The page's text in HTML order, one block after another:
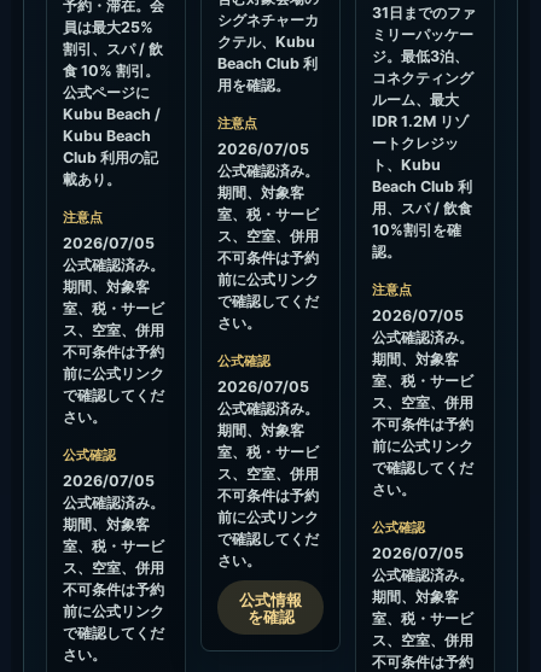
予約・滞在。会
員は最大25%
割引、スパ / 飲
食 10% 割引。
公式ページに
Kubu Beach /
Kubu Beach
Club 利用の記
載あり。
注意点
2026/07/05
公式確認済み。
期間、対象客
室、税・サービ
ス、空室、併用
不可条件は予約
前に公式リンク
で確認してくだ
さい。
公式確認
2026/07/05
公式確認済み。
期間、対象客
室、税・サービ
ス、空室、併用
不可条件は予約
前に公式リンク
で確認してくだ
さい。
シグネチャーカ
クテル、Kubu
Beach Club 利
用を確認。
注意点
2026/07/05
公式確認済み。
期間、対象客
室、税・サービ
ス、空室、併用
不可条件は予約
前に公式リンク
で確認してくだ
さい。
公式確認
2026/07/05
公式確認済み。
期間、対象客
室、税・サービ
ス、空室、併用
不可条件は予約
前に公式リンク
で確認してくだ
さい。
公式情報
を確認
31日までのファ
ミリーパッケー
ジ。最低3泊、
コネクティング
ルーム、最大
IDR 1.2M リゾ
ートクレジッ
ト、Kubu
Beach Club 利
用、スパ / 飲食
10%割引を確
認。
注意点
2026/07/05
公式確認済み。
期間、対象客
室、税・サービ
ス、空室、併用
不可条件は予約
前に公式リンク
で確認してくだ
さい。
公式確認
2026/07/05
公式確認済み。
期間、対象客
室、税・サービ
ス、空室、併用
不可条件は予約